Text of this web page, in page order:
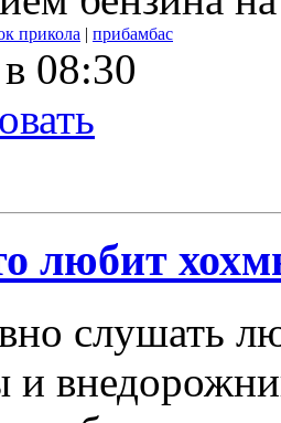
прикола | прибамбас
08:30
любит
слушать
и